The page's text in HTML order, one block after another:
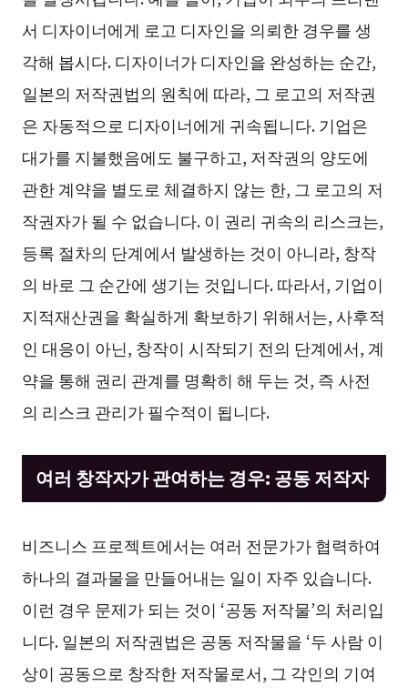
서 디자이너에게 로고 디자인을 의뢰한 경우를 생
각해 봅시다. 디자이너가 디자인을 완성하는 순간,
일본의 저작권법의 원칙에 따라, 그 로고의 저작권
은 자동적으로 디자이너에게 귀속됩니다. 기업은
대가를 지불했음에도 불구하고, 저작권의 양도에
관한 계약을 별도로 체결하지 않는 한, 그 로고의 저
작권자가 될 수 없습니다. 이 권리 귀속의 리스크는,
등록 절차의 단계에서 발생하는 것이 아니라, 창작
의 바로 그 순간에 생기는 것입니다. 따라서, 기업이
지적재산권을 확실하게 확보하기 위해서는, 사후적
인 대응이 아닌, 창작이 시작되기 전의 단계에서, 계
약을 통해 권리 관계를 명확히 해 두는 것, 즉 사전
의 리스크 관리가 필수적이 됩니다.
여러 창작자가 관여하는 경우: 공동 저작자
비즈니스 프로젝트에서는 여러 전문가가 협력하여
하나의 결과물을 만들어내는 일이 자주 있습니다.
이런 경우 문제가 되는 것이 ‘공동 저작물’의 처리입
니다. 일본의 저작권법은 공동 저작물을 ‘두 사람 이
상이 공동으로 창작한 저작물로서, 그 각인의 기여